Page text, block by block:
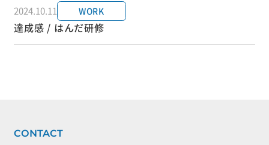
2024.10.11 WORK
達成感 / はんだ研修